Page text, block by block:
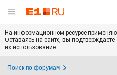
На информационном ресурсе
Оставаясь на сайте, вы подтверждаете
их использование.
Поиск по форумам